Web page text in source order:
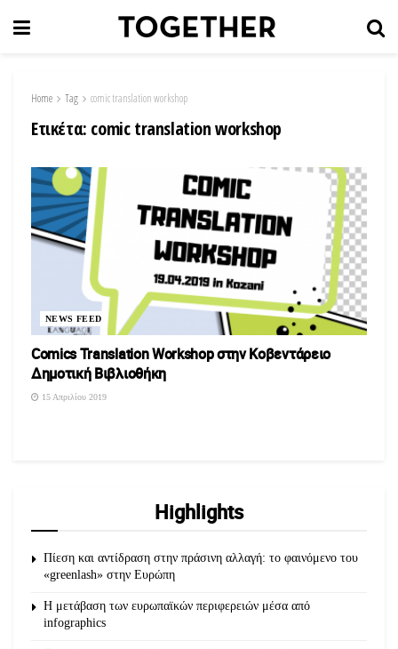
Home Tag comic translation workshop
Ετικέτα: comic translation workshop
NEWS FEED
Comics Translation Workshop στην Κοβεντάρειο
Δημοτική Βιβλιοθήκη
15 Απριλίου 2019
Highlights
Πίεση και αντίδραση στην πράσινη αλλαγή: το φαινόμενο του
«greenlash» στην Ευρώπη
Η μετάβαση των ευρωπαϊκών περιφερειών μέσα από
infographics